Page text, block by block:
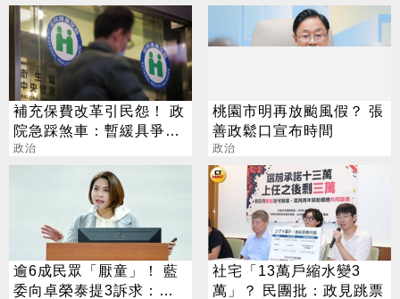
補充保費改革引民怨！ 政
院急踩煞車：暫緩具爭議
方案
政治
桃園市明再放颱風假？ 張
善政鬆口宣布時間
政治
逾6成民眾「厭童」！ 藍
委向卓榮泰提3訴求：根
社宅「13萬戶縮水變3
萬」？ 民團批：政見跳票